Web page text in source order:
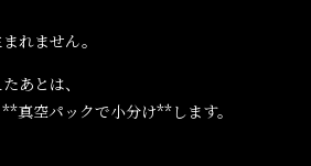
れません。
あとは、
真空パックで小分け**します。